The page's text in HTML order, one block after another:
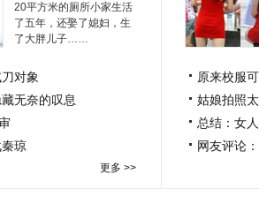
20平方米的厕所小家生活
了五年，还娶了媳妇，生
了大胖儿子……
对象
无奈的叹息
琼
更多 >>
原来校服
姑娘拍照
总结：女
网友评论